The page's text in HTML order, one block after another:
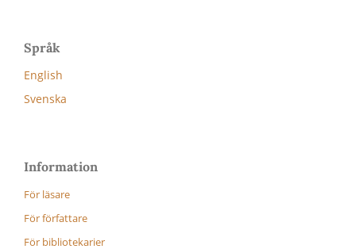
Språk
English
Svenska
Information
För läsare
För författare
För bibliotekarier